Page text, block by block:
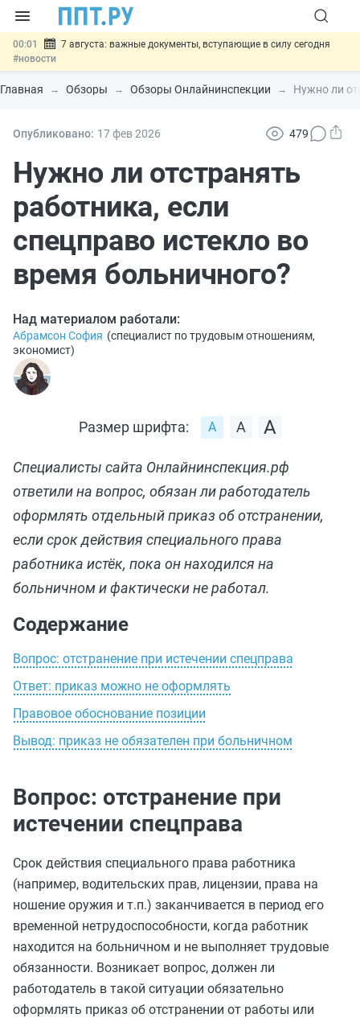
00:01
7 августа: важные документы, вступающие в силу сегодня
#новости
06.08 Минпромторг предложил запретить смешанные лоты
электроники в госзакупках#новости
06.08 Возврат денег за риелторские услуги при недействительных
06.08
банковской гарантией #новости
Главная Обзоры Обзоры Онлайнинспекции Нужно ли
Опубликовано: 17 фев2026 479
Нужно ли отстранять
работника, если
спецправо истекло во
время больничного?
Над материалом работали:
Абрамсон София (специалист по трудовым отношениям,
экономист)
Размер шрифта:
Специалисты сайта Онлайнинспекция.рф
ответили на вопрос, обязан ли работодатель
оформлять отдельный приказ об отстранении,
если срок действия специального права
работника истёк, пока он находился на
больничном и фактически не работал.
Содержание
Вопрос: отстранение при истечении спецправа
Ответ: приказ можно не оформлять
Правовое обоснование позиции
Вывод: приказ не обязателен при больничном
Вопрос: отстранение при
истечении спецправа
Срок действия специального права работника
(например, водительских прав, лицензии, права на
ношение оружия и т.п.) заканчивается в период его
временной нетрудоспособности, когда работник
находится на больничном и не выполняет трудовые
обязанности. Возникает вопрос, должен ли
работодатель в такой ситуации обязательно
оформлять приказ об отстранении от работы или